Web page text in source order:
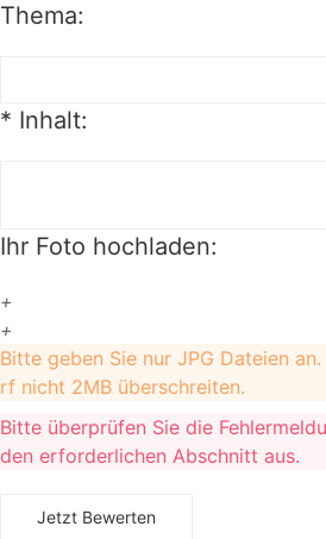
Thema:
* Inhalt:
Ihr Foto hochladen:
+
+
Bitte geben Sie nur JPG Dateien
rf nicht 2MB überschreiten.
Bitte überprüfen Sie die
den erforderlichen Abschnitt aus.